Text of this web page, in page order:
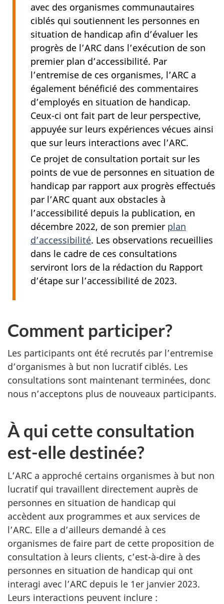
avec des organismes communautaires
ciblés qui soutiennent les personnes en
situation de handicap afin d’évaluer les
progrès de l’ARC dans l’exécution de son
premier plan d’accessibilité. Par
l’entremise de ces organismes, l’ARC a
également bénéficié des commentaires
d’employés en situation de handicap.
Ceux-ci ont fait part de leur perspective,
appuyée sur leurs expériences vécues ainsi
que sur leurs interactions avec l’ARC.
Ce projet de consultation portait sur les
points de vue de personnes en situation de
handicap par rapport aux progrès effectués
par l’ARC quant aux obstacles à
l’accessibilité depuis la publication, en
décembre 2022, de son premier plan
d’accessibilité. Les observations recueillies
dans le cadre de ces consultations
serviront lors de la rédaction du Rapport
d’étape sur l’accessibilité de 2023.
Comment participer?
Les participants ont été recrutés par l’entremise
d’organismes à but non lucratif ciblés. Les
consultations sont maintenant terminées, donc
nous n’acceptons plus de nouveaux participants.
À qui cette consultation
est-elle destinée?
L’ARC a approché certains organismes à but non
lucratif qui travaillent directement auprès de
personnes en situation de handicap qui
accèdent aux programmes et aux services de
l’ARC. Elle a d’ailleurs demandé à ces
organismes de faire part de cette proposition de
consultation à leurs clients, c’est-à-dire à des
personnes en situation de handicap qui ont
interagi avec l’ARC depuis le 1er janvier 2023.
Leurs interactions peuvent inclure :